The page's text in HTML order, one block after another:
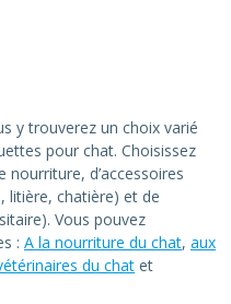
y trouverez un choix varié
pour chat. Choisissez
d’accessoires
litière, chatière) et de
Vous pouvez
: A la nourriture du chat, aux
du chat et